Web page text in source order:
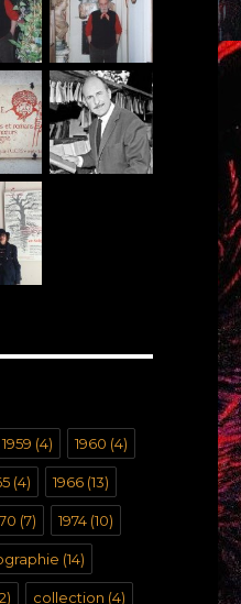
1959 (4) 1960 (4)
(4) 1966(13)
(7) 1974(10)
(14)
collection (4)